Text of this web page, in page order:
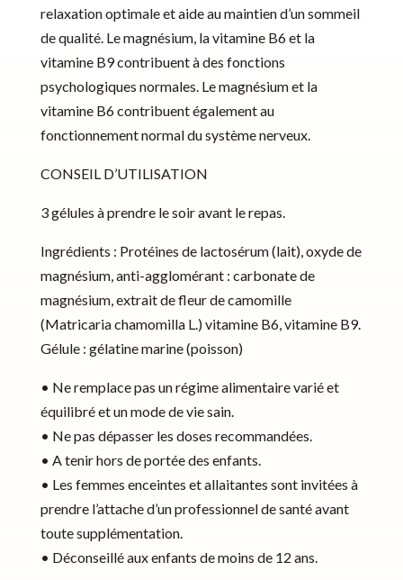
relaxation optimale et aide au maintien d’un sommeil
de qualité. Le magnésium, la vitamine B6 et la
vitamine B9 contribuent à des fonctions
psychologiques normales. Le magnésium et la
vitamine B6 contribuent également au
fonctionnement normal du système nerveux.
CONSEIL D’UTILISATION
3 gélules à prendre le soir avant le repas.
Ingrédients : Protéines de lactosérum (lait), oxyde de
magnésium, anti-agglomérant : carbonate de
magnésium, extrait de fleur de camomille
(Matricaria chamomilla L.) vitamine B6, vitamine B9.
Gélule : gélatine marine (poisson)
• Ne remplace pas un régime alimentaire varié et
équilibré et un mode de vie sain.
• Ne pas dépasser les doses recommandées.
• A tenir hors de portée des enfants.
• Les femmes enceintes et allaitantes sont invitées à
prendre l’attache d’un professionnel de santé avant
toute supplémentation.
• Déconseillé aux enfants de moins de 12 ans.